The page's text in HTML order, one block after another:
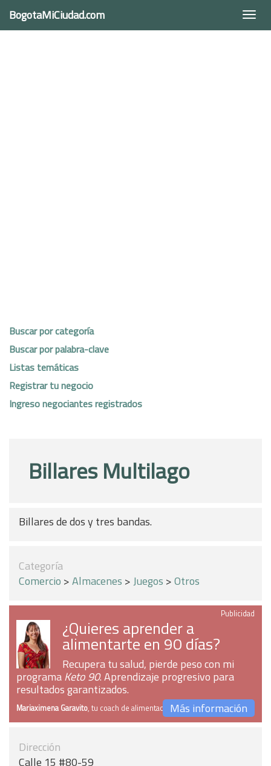
BogotaMiCiudad.com
Buscar por categoría
Buscar por palabra-clave
Listas temáticas
Registrar tu negocio
Ingreso negociantes registrados
Billares Multilago
Billares de dos y tres bandas.
Categoría
Comercio >Almacenes >Juegos >Otros
Publicidad
¿Quieres aprender a
alimentarte en 90 días?
Recupera tu salud, pierde peso con mi
programaKeto 90. Aprendizaje progresivo para
resultados garantizados.
Mariaximena Garavito, tu coach de alimentaciónMás información
Dirección
Calle 15 #80-59